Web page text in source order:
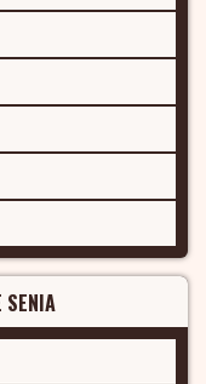
SENIA